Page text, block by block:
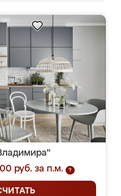
руб. за п.м.
?